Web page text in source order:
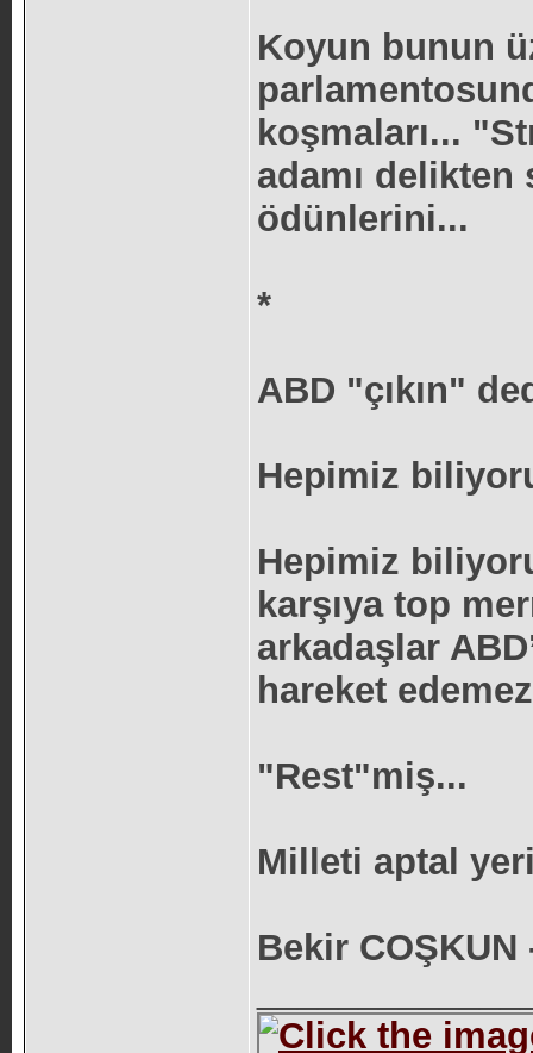
Koyun bunun
koşmaları...
adamı
ödünlerini...
*
ABD "çıkın"
Hepimiz
Hepimiz
karşıya top
arkadaşlar
hareket
"Rest"miş...
Milleti aptal
Bekir